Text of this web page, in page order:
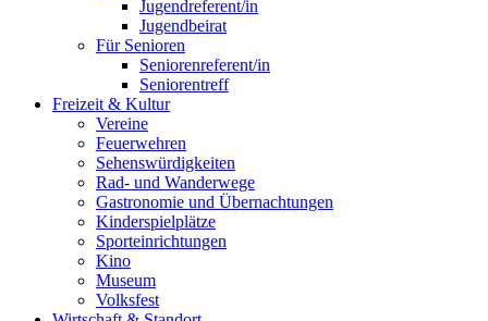
Jugendreferent/in
Jugendbeirat
Für Senioren
Seniorenreferent/in
Seniorentreff
Freizeit & Kultur
Vereine
Feuerwehren
Sehenswürdigkeiten
Rad- und Wanderwege
Gastronomie und Übernachtungen
Kinderspielplätze
Sporteinrichtungen
Kino
Museum
Volksfest